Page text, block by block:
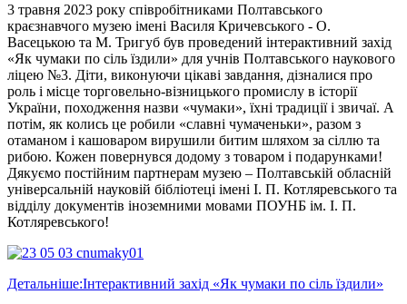
3 травня 2023 року співробітниками Полтавського
краєзнавчого музею імені Василя Кричевського - О.
Васецькою та М. Тригуб був проведений інтерактивний захід
«Як чумаки по сіль їздили» для учнів Полтавського наукового
ліцею №3. Діти, виконуючи цікаві завдання, дізналися про
роль і місце торговельно-візницького промислу в історії
України, походження назви «чумаки», їхні традиції і звичаї. А
потім, як колись це робили «славні чумаченьки», разом з
отаманом і кашоваром вирушили битим шляхом за сіллю та
рибою. Кожен повернувся додому з товаром і подарунками!
Дякуємо постійним партнерам музею – Полтавській обласній
універсальній науковій бібліотеці імені І. П. Котляревського та
відділу документів іноземними мовами ПОУНБ ім. І. П.
Котляревського!
Детальніше:Інтерактивний захід «Як чумаки по сіль їздили»